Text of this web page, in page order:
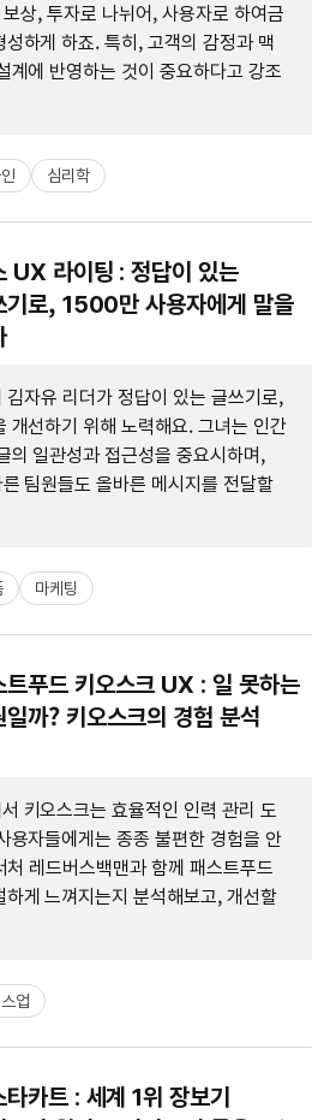
상, 투자로 나뉘어, 사용자로 하여금
하게 하죠. 특히, 고객의 감정과 맥
계에 반영하는 것이 중요하다고 강조
심리학
UX 라이팅 : 정답이 있는
기로, 1500만 사용자에게 말을
김자유 리더가 정답이 있는 글쓰기로,
개선하기 위해 노력해요. 그녀는 인간
의 일관성과 접근성을 중요시하며,
팀원들도 올바른 메시지를 전달할
마케팅
트푸드 키오스크 UX : 일 못하는
일까? 키오스크의 경험 분석
키오스크는 효율적인 인력 관리 도
용자들에게는 종종 불편한 경험을 안
레드버스백맨과 함께 패스트푸드
하게 느껴지는지 분석해보고, 개선할
업
타카트 : 세계 1위 장보기